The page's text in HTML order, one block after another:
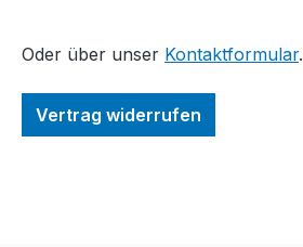
Oder über unser Kontaktformular.
Vertrag widerrufen